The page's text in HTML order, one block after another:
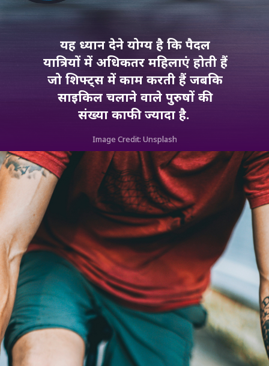
यह ध्यान देने योग्य है कि पैदल
यात्रियों में अधिकतर महिलाएं होती हैं
जो शिफ्ट्स में काम करती हैं जबकि
साइकिल चलाने वाले पुरुषों की
संख्या काफी ज्यादा है.
Image Credit: Unsplash